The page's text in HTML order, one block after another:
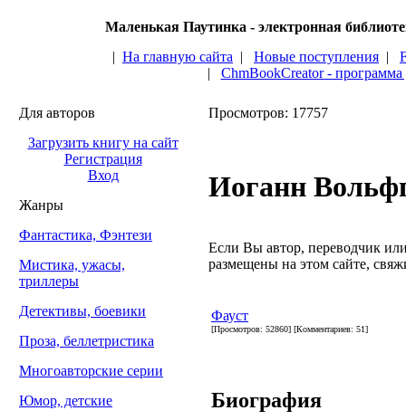
Маленькая Паутинка - электронная
| На главную сайта | Новые поступления |
| ChmBookCreator -
Для авторов
Загрузить книгу на сайт
Регистрация
Вход
Жанры
Фантастика, Фэнтези
Мистика, ужасы,
триллеры
Детективы, боевики
Проза, беллетристика
Многоавторские серии
Юмор, детские
Просмотров: 17757
Иоганн
Если Вы автор, переводчик
размещены на этом сайте,
Фауст
[Просмотров: 52860] [Комментариев: 51]
Биография